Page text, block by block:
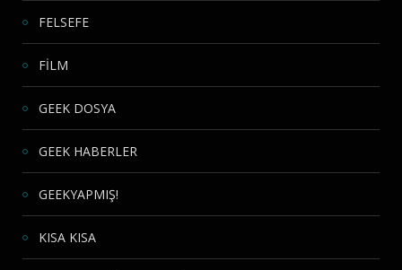
FELSEFE
FİLM
GEEK DOSYA
GEEK HABERLER
GEEKYAPMIŞ!
KISA KISA